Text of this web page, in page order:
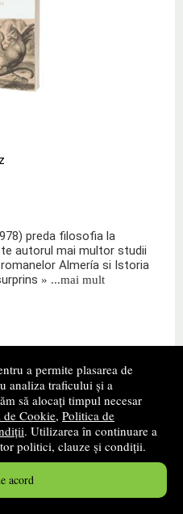
a permite plasarea de
analiza traficului și a
să alocați timpul necesar
de Cookie, Politica de
. Utilizarea în continuare a
politici, clauze și condiții.
acord
preda filosofia la
autorul mai multor studii
Almería si Istoria
» ...mai mult
stoc